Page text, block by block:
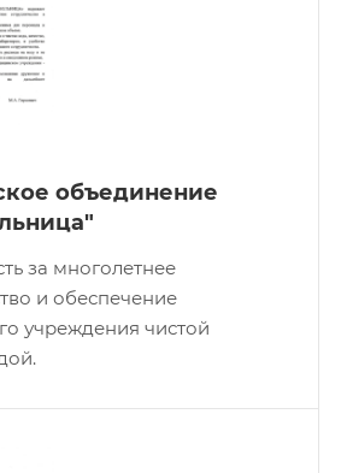
объединение
за многолетнее
и обеспечение
учреждения чистой